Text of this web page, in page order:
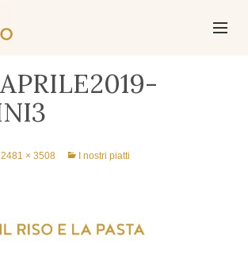
2481 × 3508 I nostri piatti